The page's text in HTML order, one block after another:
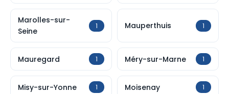
Marolles-sur-
Seine
1 Mauperthuis 1
Mauregard 1 Méry-sur-Marne 1
Misy-sur-Yonne 1 Moisenay 1